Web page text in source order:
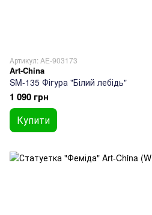
Артикул: AE-903173
Art-China
SM-135 Фігура "Білий лебідь"
1 090 грн
Купити